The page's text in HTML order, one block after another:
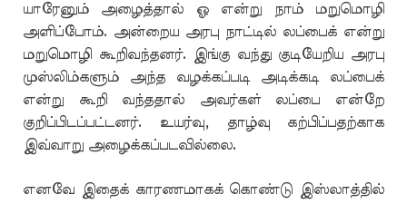
யாரேனும் அழைத்தால் ஓ என்று நாம் மறுமொழி
அளிப்போம். அன்றைய அரபு நாட்டில் லப்பைக் என்று
மறுமொழி கூறிவந்தனர். இங்கு வந்து குடியேறிய அரபு
முஸ்லிம்களும் அந்த வழக்கப்படி அடிக்கடி லப்பைக்
என்று கூறி வந்ததால் அவர்கள் லப்பை என்றே
குறிப்பிடப்பட்டனர். உயர்வு, தாழ்வு கற்பிப்பதற்காக
இவ்வாறு அழைக்கப்படவில்லை.
எனவே இதைக் காரணமாகக் கொண்டு இஸ்லாத்தில்